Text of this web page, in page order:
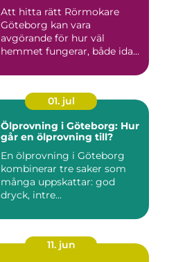
Att hitta rätt Rörmokare
Göteborg kan vara
avgörande för hur väl
hemmet fungerar, både idag
01. jul
Ölprovning i Göteborg: Hur
går en ölprovning till?
En ölprovning i Göteborg
kombinerar tre saker som
många uppskattar: god
dryck, intre...
11. jun